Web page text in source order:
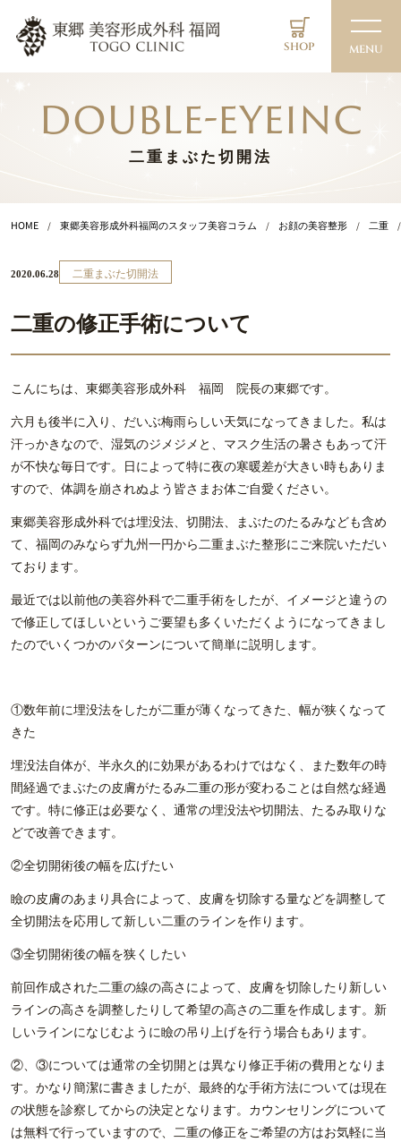
SHOP MENU
double-eyeinc
二重まぶた切開法
HOME 東郷美容形成外科福岡のスタッフ美容コラム お顔の美容整形 二重
2020.06.28 二重まぶた切開法
二重の修正手術について
こんにちは、東郷美容形成外科 福岡 院長の東郷です。
六月も後半に入り、だいぶ梅雨らしい天気になってきました。私は
汗っかきなので、湿気のジメジメと、マスク生活の暑さもあって汗
が不快な毎日です。日によって特に夜の寒暖差が大きい時もありま
すので、体調を崩されぬよう皆さまお体ご自愛ください。
東郷美容形成外科では埋没法、切開法、まぶたのたるみなども含め
て、福岡のみならず九州一円から二重まぶた整形にご来院いただい
ております。
最近では以前他の美容外科で二重手術をしたが、イメージと違うの
で修正してほしいというご要望も多くいただくようになってきまし
たのでいくつかのパターンについて簡単に説明します。
①数年前に埋没法をしたが二重が薄くなってきた、幅が狭くなって
きた
埋没法自体が、半永久的に効果があるわけではなく、また数年の時
間経過でまぶたの皮膚がたるみ二重の形が変わることは自然な経過
です。特に修正は必要なく、通常の埋没法や切開法、たるみ取りな
どで改善できます。
②全切開術後の幅を広げたい
瞼の皮膚のあまり具合によって、皮膚を切除する量などを調整して
全切開法を応用して新しい二重のラインを作ります。
③全切開術後の幅を狭くしたい
前回作成された二重の線の高さによって、皮膚を切除したり新しい
ラインの高さを調整したりして希望の高さの二重を作成します。新
しいラインになじむように瞼の吊り上げを行う場合もあります。
②、③については通常の全切開とは異なり修正手術の費用となりま
す。かなり簡潔に書きましたが、最終的な手術方法については現在
の状態を診察してからの決定となります。カウンセリングについて
は無料で行っていますので、二重の修正をご希望の方はお気軽に当